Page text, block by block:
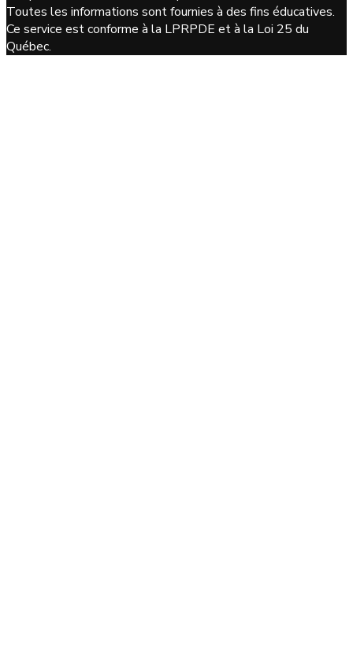
Toutes les informations sont fournies à des fins éducatives.
Ce service est conforme à la LPRPDE et à la Loi 25 du
Québec.